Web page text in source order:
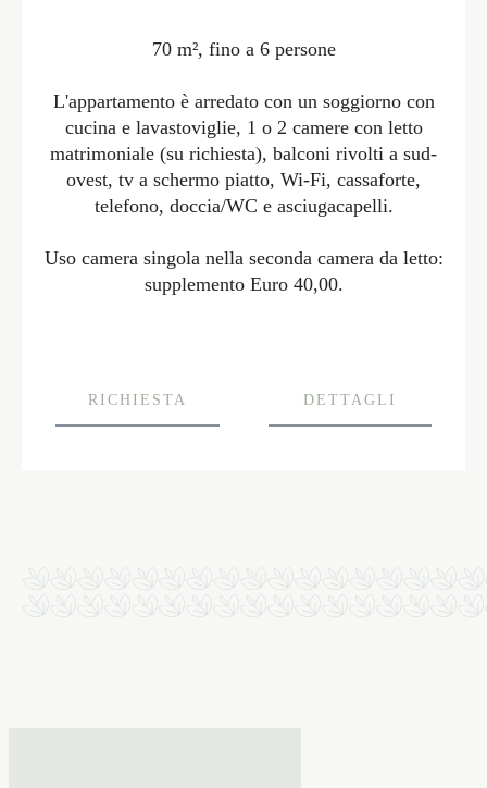
70 m², fino a 6 persone
L'appartamento è arredato con un soggiorno con
cucina e lavastoviglie, 1 o 2 camere con letto
matrimoniale (su richiesta), balconi rivolti a sud-
ovest, tv a schermo piatto, Wi-Fi, cassaforte,
telefono, doccia/WC e asciugacapelli.
Uso camera singola nella seconda camera da letto:
supplemento Euro 40,00.
RICHIESTA DETTAGLI